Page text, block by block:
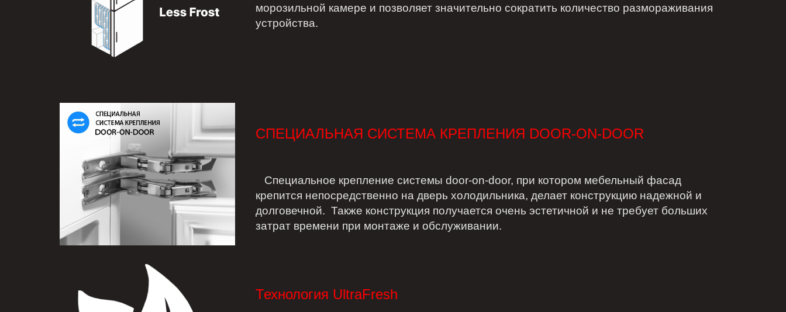
морозильной камере и позволяет значительно сократить количество размораживания
устройства.
СПЕЦИАЛЬНАЯ СИСТЕМА КРЕПЛЕНИЯ DOOR-ON-DOOR
Специальное крепление cистемы door-on-door, при котором мебельный фасад
крепится непосредственно на дверь холодильника, делает конструкцию надежной и
долговечной. Также конструкция получается очень эстетичной и не требует больших
затрат времени при монтаже и обслуживании.
Технология UltraFresh